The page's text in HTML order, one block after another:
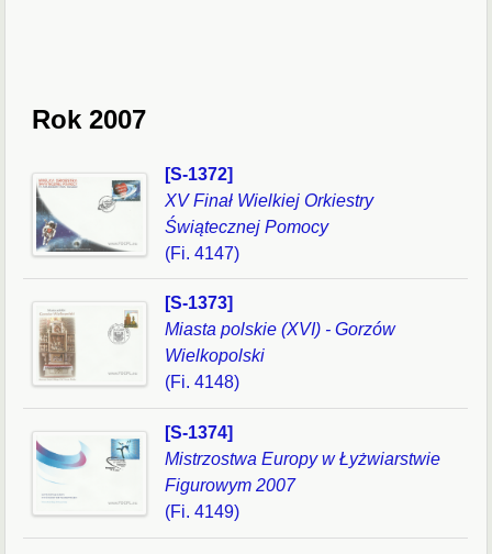
Rok 2007
[S-1372]
XV Finał Wielkiej Orkiestry
Świątecznej Pomocy
(Fi. 4147)
[S-1373]
Miasta polskie (XVI) - Gorzów
Wielkopolski
(Fi. 4148)
[S-1374]
Mistrzostwa Europy w Łyżwiarstwie
Figurowym 2007
(Fi. 4149)